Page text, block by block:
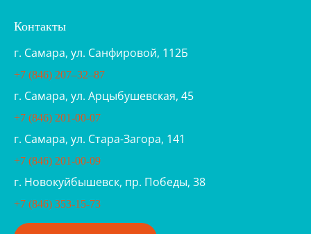
Контакты
г. Самара, ул. Санфировой, 112Б
+7 (846) 207‒32‒87
г. Самара, ул. Арцыбушевская, 45
+7 (846) 201-00-07
г. Самара, ул. Стара-Загора, 141
+7 (846) 201-00-09
г. Новокуйбышевск, пр. Победы, 38
+7 (846) 353-15-73